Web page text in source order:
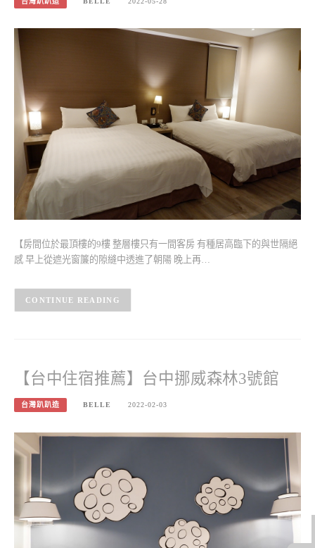
【房間位於最頂樓的9樓 整層樓只有一間客房 有種居高臨下的與世隔絕
感 早上從遮光窗簾的隙縫中透進了朝陽 晚上再…
CONTINUE READING
【台中住宿推薦】台中挪威森林3號館
台灣趴趴造 BELLE 2022-02-03